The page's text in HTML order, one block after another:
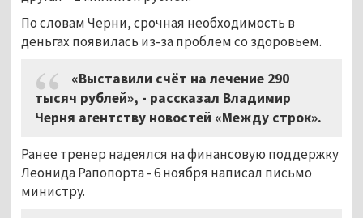
По словам Черни, срочная необходимость в
деньгах появилась из-за проблем со здоровьем.
«Выставили счёт на лечение 290
тысяч рублей», - рассказал Владимир
Черня агентству новостей «Между строк».
Ранее тренер надеялся на финансовую поддержку
Леонида Рапопорта - 6 ноября написал письмо
министру.